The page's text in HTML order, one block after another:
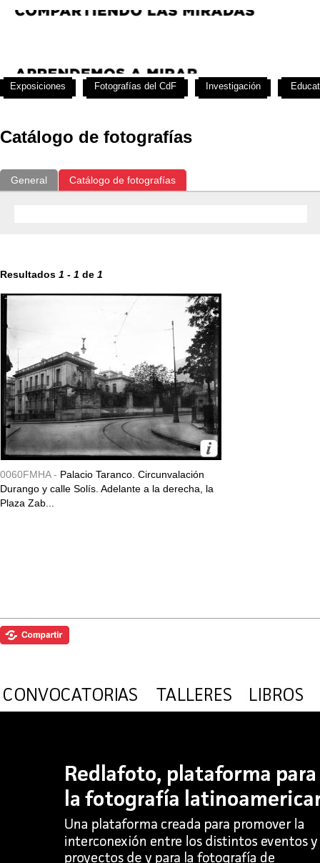
Catálogo de fotografías
General Catálogo de fotografías
Resultados 1 - 1 de 1
0060FMHA - Palacio Taranco. Circunvalación
Durango y calle Solís. Adelante a la derecha, la
Plaza Zab...
Exposiciones Fotografías del CdF Investigación